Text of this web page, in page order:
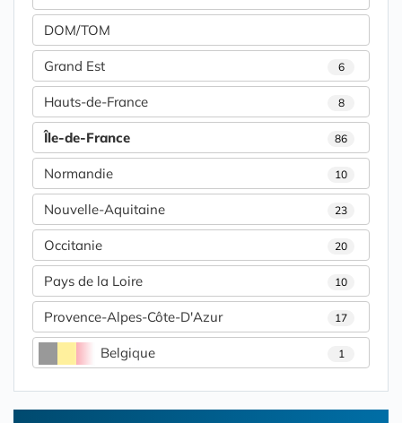
DOM/TOM
Grand Est 6
Hauts-de-France 8
Île-de-France 86
Normandie 10
Nouvelle-Aquitaine 23
Occitanie 20
Pays de la Loire 10
Provence-Alpes-Côte-D'Azur 17
Belgique 1